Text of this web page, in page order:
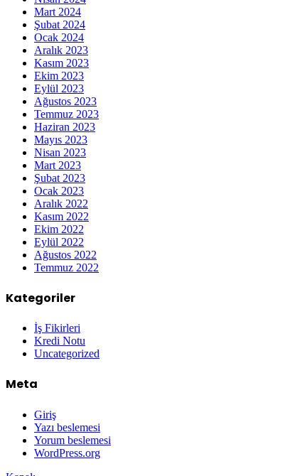
Mart 2024
Şubat 2024
Ocak 2024
Aralık 2023
Kasım 2023
Ekim 2023
Eylül 2023
Ağustos 2023
Temmuz 2023
Haziran 2023
Mayıs 2023
Nisan 2023
Mart 2023
Şubat 2023
Ocak 2023
Aralık 2022
Kasım 2022
Ekim 2022
Eylül 2022
Ağustos 2022
Temmuz 2022
Kategoriler
İş Fikirleri
Kredi Notu
Uncategorized
Meta
Giriş
Yazı beslemesi
Yorum beslemesi
WordPress.org